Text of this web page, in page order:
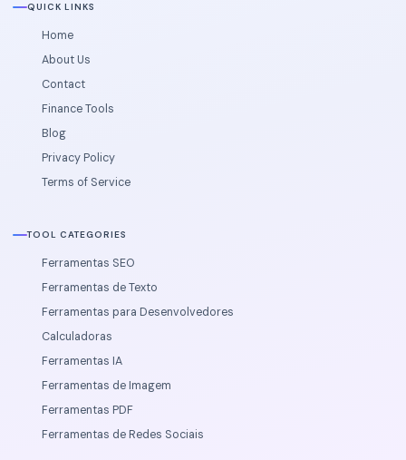
QUICK LINKS
Home
About Us
Contact
Finance Tools
Blog
Privacy Policy
Terms of Service
TOOL CATEGORIES
Ferramentas SEO
Ferramentas de Texto
Ferramentas para Desenvolvedores
Calculadoras
Ferramentas IA
Ferramentas de Imagem
Ferramentas PDF
Ferramentas de Redes Sociais